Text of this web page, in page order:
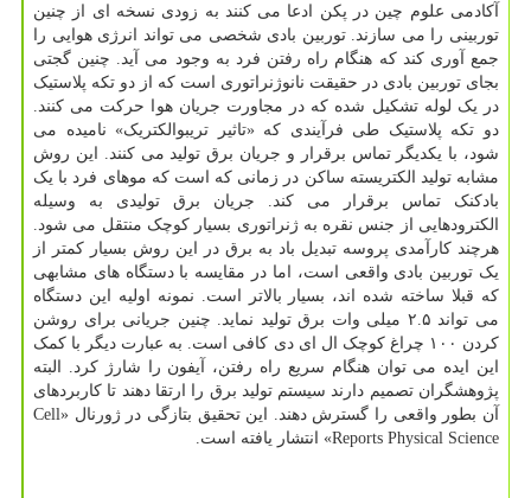
آکادمی علوم چین در پکن ادعا می کنند به زودی نسخه ای از چنین
توربینی را می سازند. توربین بادی شخصی می تواند انرژی هوایی را
جمع آوری کند که هنگام راه رفتن فرد به وجود می آید. چنین گجتی
بجای توربین بادی در حقیقت نانوژنراتوری است که از دو تکه پلاستیک
در یک لوله تشکیل شده که در مجاورت جریان هوا حرکت می کنند.
دو تکه پلاستیک طی فرآیندی که «تاثیر تریبوالکتریک» نامیده می
شود، با یکدیگر تماس برقرار و جریان برق تولید می کنند. این روش
مشابه تولید الکتریسته ساکن در زمانی که است که موهای فرد با یک
بادکنک تماس برقرار می کند. جریان برق تولیدی به وسیله
الکترودهایی از جنس نقره به ژنراتوری بسیار کوچک منتقل می شود.
هرچند کارآمدی پروسه تبدیل باد به برق در این روش بسیار کمتر از
یک توربین بادی واقعی است، اما در مقایسه با دستگاه های مشابهی
که قبلا ساخته شده اند، بسیار بالاتر است. نمونه اولیه این دستگاه
می تواند ۲.۵ میلی وات برق تولید نماید. چنین جریانی برای روشن
کردن ۱۰۰ چراغ کوچک ال ای دی کافی است. به عبارت دیگر با کمک
این ایده می توان هنگام سریع راه رفتن، آیفون را شارژ کرد. البته
پژوهشگران تصمیم دارند سیستم تولید برق را ارتقا دهند تا کاربردهای
آن بطور واقعی را گسترش دهند. این تحقیق بتازگی در ژورنال «Cell
Reports Physical Science» انتشار یافته است.